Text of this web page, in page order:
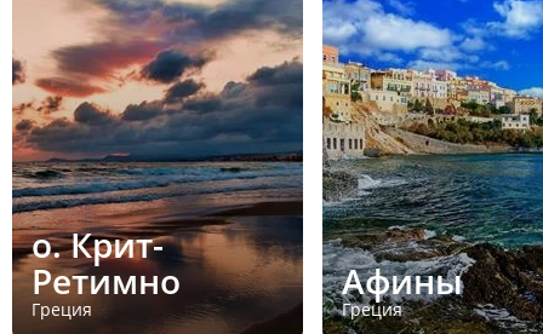
о. Крит-
Ретимно
Греция
Афины
Греция